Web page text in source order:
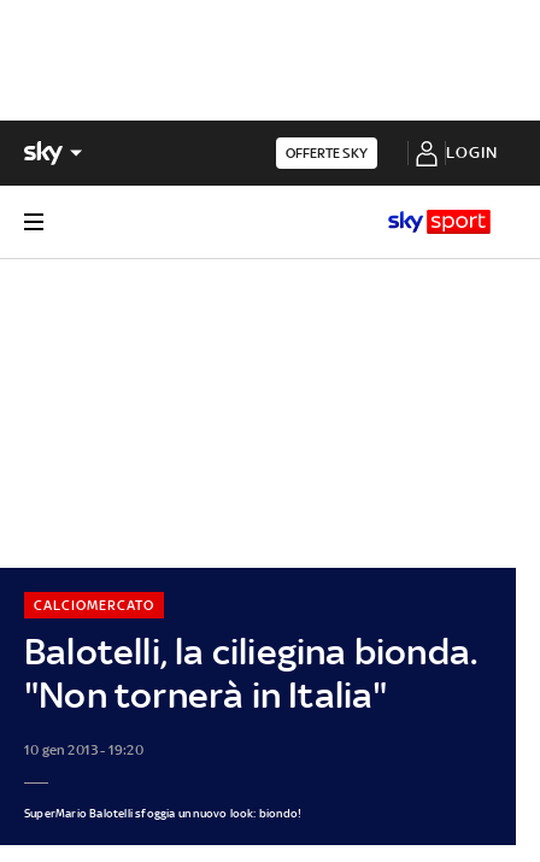
OFFERTE SKY LOGIN
Balotelli, la ciliegina bionda.
"Non tornerà in Italia"
CALCIOMERCATO
10 gen 2013 - 19:20
SuperMario Balotelli sfoggia un nuovo look: biondo!